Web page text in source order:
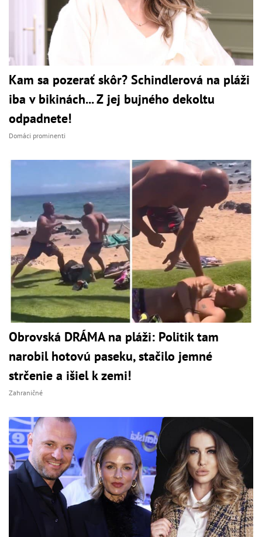
Kam sa pozerať skôr? Schindlerová na pláži
iba v bikinách... Z jej bujného dekoltu
odpadnete!
Domáci prominenti
Obrovská DRÁMA na pláži: Politik tam
narobil hotovú paseku, stačilo jemné
strčenie a išiel k zemi!
Zahraničné